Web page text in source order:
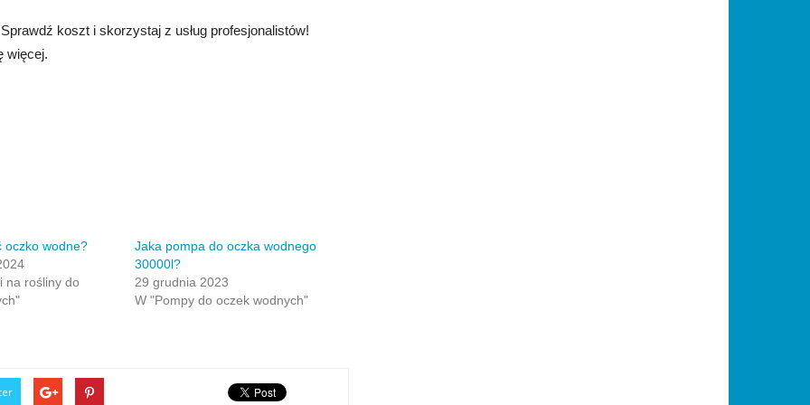
koszt i skorzystaj z usług profesjonalistów!
więcej.
oczko wodne?
na rośliny do
Jaka pompa do oczka wodnego
30000l?
29 grudnia 2023
W "Pompy do oczek wodnych"